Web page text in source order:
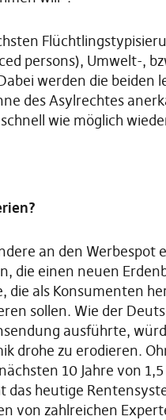
persons), Umwelt-,
werden die beiden
des Asylrechtes
wie möglich
an den
die einen neuen
die als Konsumenten
sollen. Wie der
ausführte,
drohe zu erodieren.
10 Jahre von
das heutige
von zahlreichen